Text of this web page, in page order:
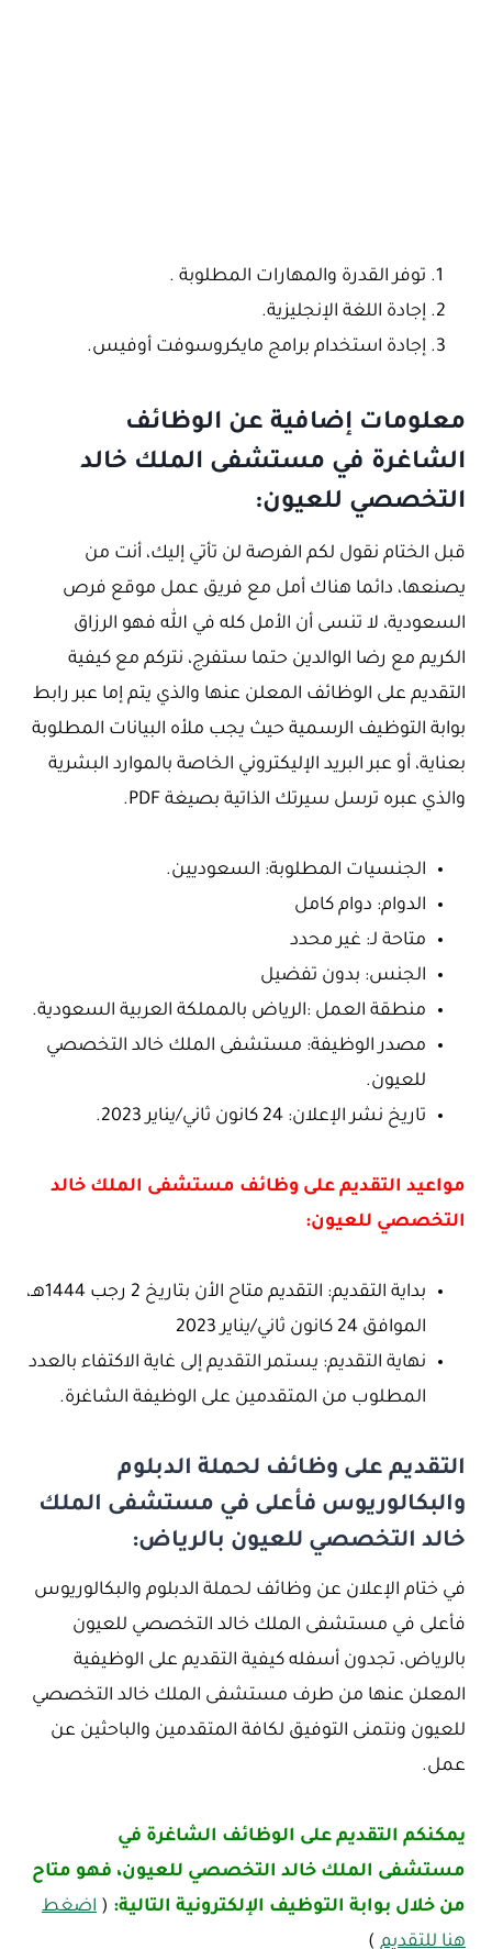
توفر القدرة والمهارات المطلوبة .
إجادة اللغة الإنجليزية.
إجادة استخدام برامج مايكروسوفت أوفيس.
معلومات إضافية عن الوظائف
الشاغرة في مستشفى الملك خالد
التخصصي للعيون:
قبل الختام نقول لكم الفرصة لن تأتي إليك، أنت من
يصنعها، دائما هناك أمل مع فريق عمل موقع فرص
السعودية، لا تنسى أن الأمل كله في الله فهو الرزاق
الكريم مع رضا الوالدين حتما ستفرج، نتركم مع كيفية
التقديم على الوظائف المعلن عنها والذي يتم إما عبر رابط
بوابة التوظيف الرسمية حيث يجب ملأه البيانات المطلوبة
بعناية، أو عبر البريد الإليكتروني الخاصة بالموارد البشرية
والذي عبره ترسل سيرتك الذاتية بصيغة PDF.
الجنسيات المطلوبة: السعوديين.
الدوام: دوام كامل
متاحة لـ: غير محدد
الجنس: بدون تفضيل
منطقة العمل :الرياض بالمملكة العربية السعودية.
مصدر الوظيفة: مستشفى الملك خالد التخصصي
للعيون.
تاريخ نشر الإعلان: 24 كانون ثاني/يناير 2023.
مواعيد التقديم على وظائف مستشفى الملك خالد
التخصصي للعيون:
بداية التقديم: التقديم متاح الأن بتاريخ 2 رجب 1444هـ،
الموافق 24 كانون ثاني/يناير 2023
نهاية التقديم: يستمر التقديم إلى غاية الاكتفاء بالعدد
المطلوب من المتقدمين على الوظيفة الشاغرة.
التقديم على وظائف لحملة الدبلوم
والبكالوريوس فأعلى في مستشفى الملك
خالد التخصصي للعيون بالرياض:
في ختام الإعلان عن وظائف لحملة الدبلوم والبكالوريوس
فأعلى في مستشفى الملك خالد التخصصي للعيون
بالرياض، تجدون أسفله كيفية التقديم على الوظيفية
المعلن عنها من طرف مستشفى الملك خالد التخصصي
للعيون ونتمنى التوفيق لكافة المتقدمين والباحثين عن
عمل.
يمكنكم التقديم على الوظائف الشاغرة في
مستشفى الملك خالد التخصصي للعيون، فهو متاح
من خلال بوابة التوظيف الإلكترونية التالية: ( اضغط
هنا للتقديم )